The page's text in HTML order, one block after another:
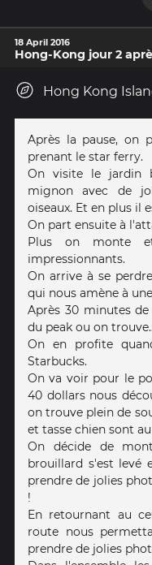
18 April 2016
Hong-Kong jour 2
Hong Kong
Après la pause, on
prenant le star ferry.
On visite le jardin
mignon avec de
oiseaux. Et en plus il
On part ensuite à
Plus on monte
impressionnants.
On arrive à se
qui nous amène à
Après 30 minutes
du peak ou on
On en profite
Starbucks.
On va voir pour le
40 dollars nous
on trouve plein de
et tasse chien sont
On décide de
brouillard s'est levé
prendre de jolies
!
En retournant au
route nous
prendre de jolies